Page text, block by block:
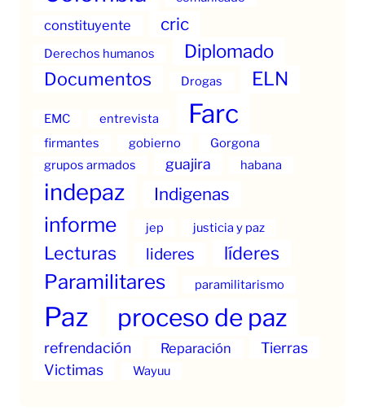
constituyente cric
Derechos humanos Diplomado
Documentos Drogas ELN
EMC entrevista Farc
firmantes gobierno
Gorgona
grupos armados
guajira habana
indepaz Indigenas
informe jep justicia y paz
Lecturas lideres líderes
Paramilitares paramilitarismo
Paz proceso de paz
refrendación Reparación
Tierras
Victimas
Wayuu